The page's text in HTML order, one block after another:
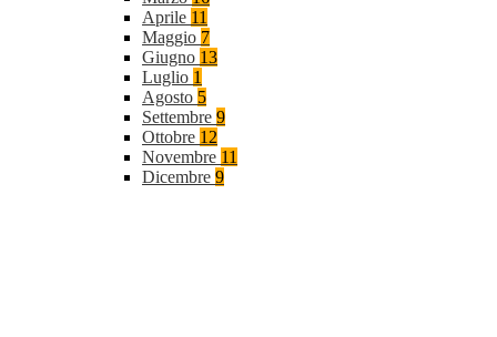
Aprile 11
Maggio 7
Giugno 13
Luglio 1
Agosto 5
Settembre 9
Ottobre 12
Novembre 11
Dicembre 9